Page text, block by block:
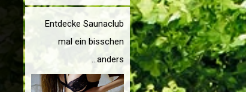
Entdecke Saunaclub
mal ein bisschen
anders...